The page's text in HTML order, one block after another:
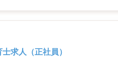
求人（正社員）